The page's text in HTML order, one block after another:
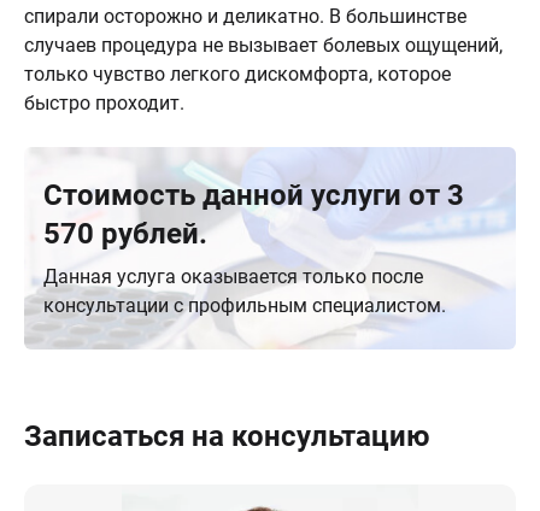
спирали осторожно и деликатно. В большинстве
случаев процедура не вызывает болевых ощущений,
только чувство легкого дискомфорта, которое
быстро проходит.
Стоимость данной услуги от 3
570 рублей.
Данная услуга оказывается только после
консультации с профильным специалистом.
Записаться на консультацию